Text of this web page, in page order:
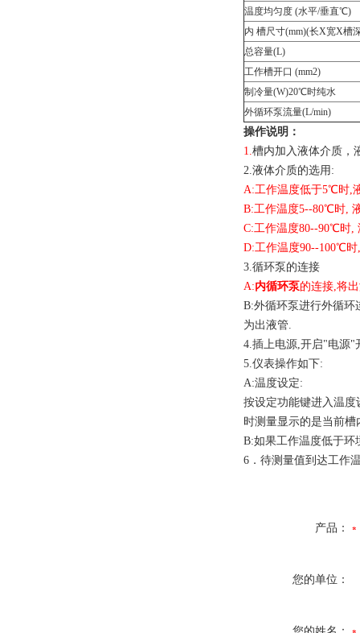
温度均匀度 (水平/垂直℃)
内 槽尺寸(mm)(长X宽X槽
总容量(L)
工作槽开口 (mm2)
制冷量(W)20℃时纯水
外循环泵流量(L/min)
操作说明：
1.槽内加入液体介质，
2.液体介质的选用:
A:工作温度低于5℃时,
B:工作温度5--80℃时,
C:工作温度80--90℃时,
D:工作温度90--100℃
3.循环泵的连接
A:内循环泵的连接,将
B:外循环泵进行外循环
为出液管.
4.插上电源,开启"电源"
5.仪表操作如下:
A:温度设定:
按设定功能键进入温
时测量显示的是当前
B:如果工作温度低于
6．待测量值到达工作
产品：
您的单位：